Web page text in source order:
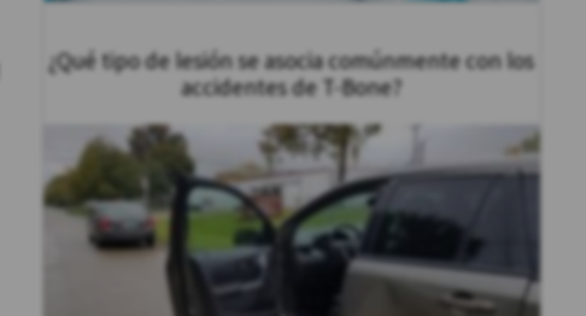
¿Qué tipo de lesión se asocia comúnmente con los
accidentes de T-Bone?